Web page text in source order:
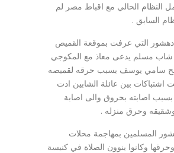
النظام الحالي مع اقباط مصر لم
السابق .
التي عرفت بموقعة القميص
مسلم يدعى معاذ مع المكوجي
سامي يوسف بسبب حرقه لقميصه
اشتباكات بين عائلة الشابين ادت
بسبب اصابته بحروق والى اصابة
وحرق منزله .
المسلمين بمهاجمة محلات
وحرقها وكانوا ينوون الصلاة في كنيسة